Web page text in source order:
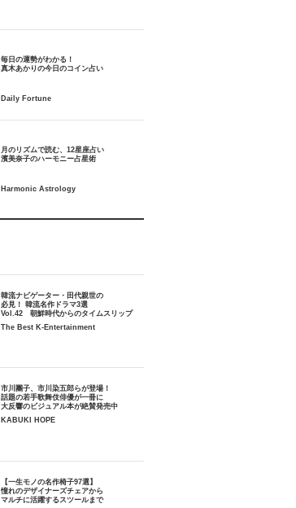
毎日の運勢がわかる！
月のリズムで読む、12星座占い
韓流ナビゲーター・田代親世の
必見！ 韓流名作ドラマ3選
Vol.42 朝鮮時代からのタイムスリップ
The Best K-Entertainment
市川團子、市川染五郎らが登場！
話題の若手歌舞伎俳優が一冊に
大反響のビジュアル本が絶賛発売中
KABUKI HOPE
【一生モノの名作椅子97選】
憧れのデザイナーズチェアから
マルチに活躍するスツールまで